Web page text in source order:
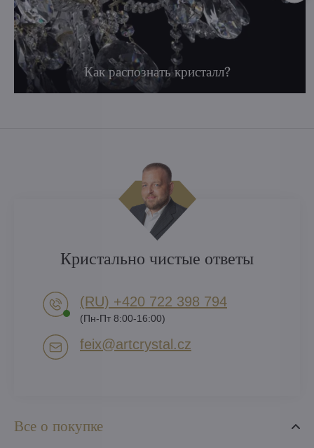
Как распознать кристалл?
Все о покупке
Кристально чистые ответы
(RU) +420 722 398 794​
(Пн-Пт 8:00-16:00)
feix​@artcrystal​.cz